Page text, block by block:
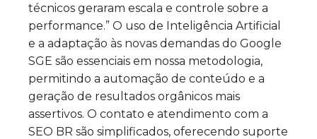
técnicos geraram escala e controle sobre a
performance.” O uso de Inteligência Artificial
e a adaptação às novas demandas do Google
SGE são essenciais em nossa metodologia,
permitindo a automação de conteúdo e a
geração de resultados orgânicos mais
assertivos. O contato e atendimento com a
SEO BR são simplificados, oferecendo suporte